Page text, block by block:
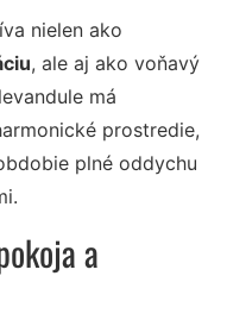
nielen ako
, ale aj ako voňavý
má
prostredie,
plné oddychu
a